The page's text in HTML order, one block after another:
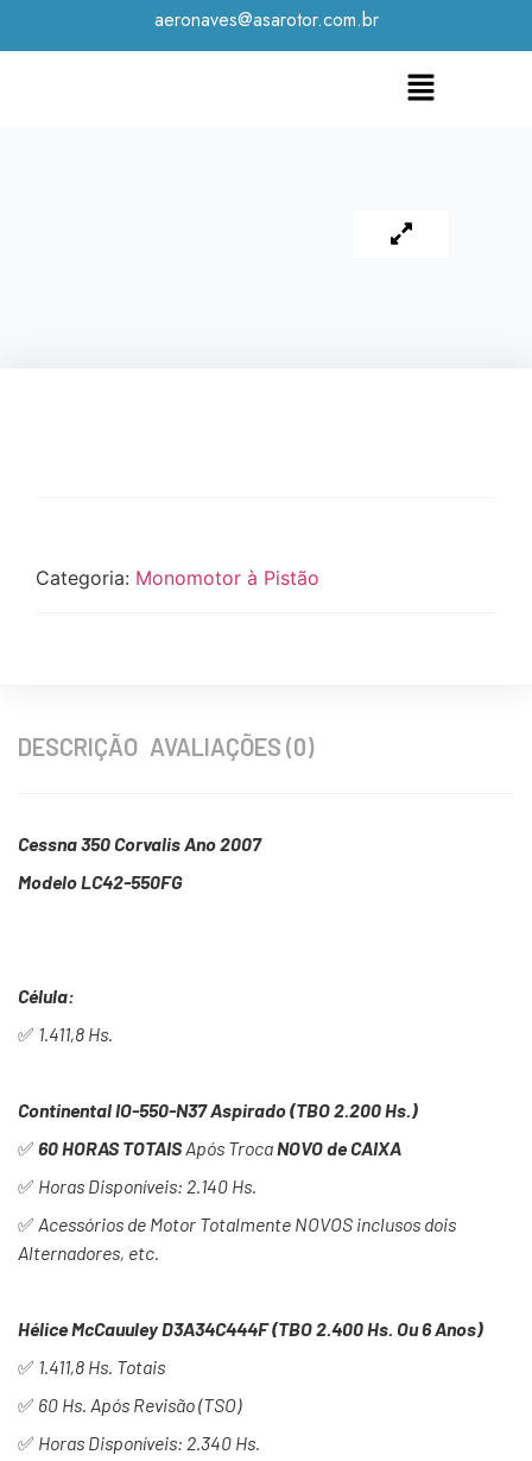
aeronaves@asarotor.com.br
Categoria: Monomotor à Pistão
DESCRIÇÃO AVALIAÇÕES (0)
Cessna 350 Corvalis Ano 2007
Modelo LC42-550FG
Célula:
✅ 1.411,8 Hs.
Continental IO-550-N37 Aspirado (TBO 2.200 Hs.)
✅ 60 HORAS TOTAISApós Troca NOVO de CAIXA
✅ Horas Disponíveis: 2.140 Hs.
✅ Acessórios de Motor Totalmente NOVOS inclusos dois
Alternadores, etc.
Hélice McCauuley D3A34C444F (TBO 2.400 Hs. Ou 6 Anos)
✅ 1.411,8 Hs. Totais
✅ 60 Hs. Após Revisão (TSO)
✅ Horas Disponíveis: 2.340 Hs.